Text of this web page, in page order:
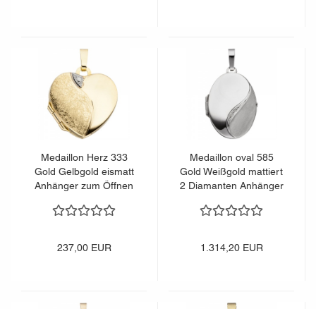
Medaillon Herz 333
Gold Gelbgold eismatt
Anhänger zum Öffnen
237,00 EUR
Medaillon oval 585
Gold Weißgold mattiert
2 Diamanten Anhänger
1.314,20 EUR